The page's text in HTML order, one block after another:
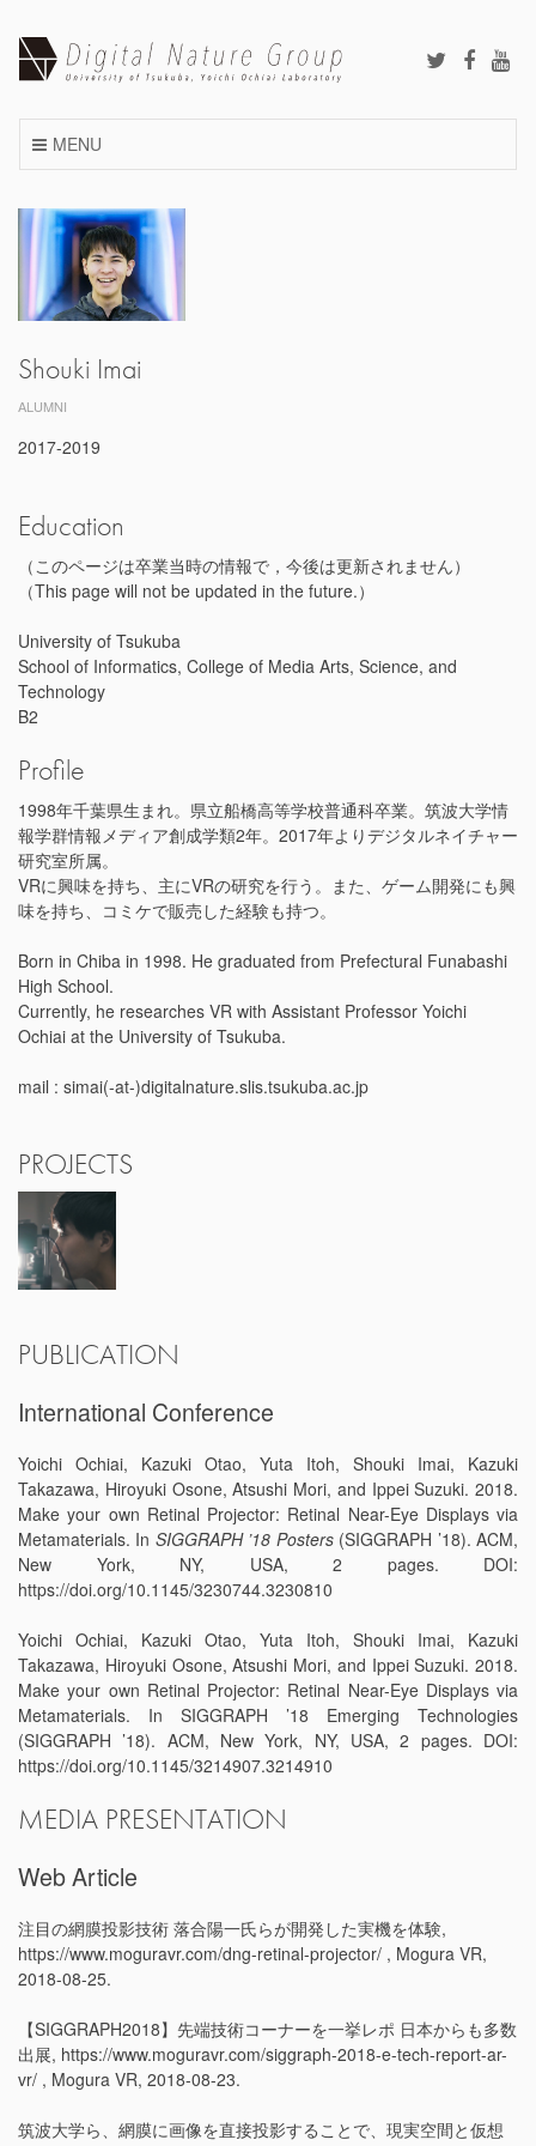
content
MENU
Shouki Imai
ALUMNI
2017-2019
Education
（このページは卒業当時の情報で，今後は更新されません）
（This page will not be updated in the future.）
University of Tsukuba
School of Informatics, College of Media Arts, Science, and
Technology
B2
Profile
1998年千葉県生まれ。県立船橋高等学校普通科卒業。筑波大学情
報学群情報メディア創成学類2年。2017年よりデジタルネイチャー
研究室所属。
VRに興味を持ち、主にVRの研究を行う。また、ゲーム開発にも興
味を持ち、コミケで販売した経験も持つ。
Born in Chiba in 1998. He graduated from Prefectural Funabashi
High School.
Currently, he researches VR with Assistant Professor Yoichi
Ochiai at the University of Tsukuba.
mail : simai(-at-)digitalnature.slis.tsukuba.ac.jp
PROJECTS
PUBLICATION
International Conference
Yoichi Ochiai, Kazuki Otao, Yuta Itoh, Shouki Imai, Kazuki
Takazawa, Hiroyuki Osone, Atsushi Mori, and Ippei Suzuki. 2018.
Make your own Retinal Projector: Retinal Near-Eye Displays via
Metamaterials. In SIGGRAPH ’18 Posters(SIGGRAPH ’18). ACM,
New York, NY, USA, 2 pages. DOI:
https://doi.org/10.1145/3230744.3230810
Yoichi Ochiai, Kazuki Otao, Yuta Itoh, Shouki Imai, Kazuki
Takazawa, Hiroyuki Osone, Atsushi Mori, and Ippei Suzuki. 2018.
Make your own Retinal Projector: Retinal Near-Eye Displays via
Metamaterials. In SIGGRAPH ’18 Emerging Technologies
(SIGGRAPH ’18). ACM, New York, NY, USA, 2 pages. DOI:
https://doi.org/10.1145/3214907.3214910
MEDIA PRESENTATION
Web Article
注目の網膜投影技術 落合陽一氏らが開発した実機を体験,
https://www.moguravr.com/dng-retinal-projector/ , Mogura VR,
2018-08-25.
【SIGGRAPH2018】先端技術コーナーを一挙レポ 日本からも多数
出展, https://www.moguravr.com/siggraph-2018-e-tech-report-ar-
vr/ , Mogura VR, 2018-08-23.
筑波大学ら、網膜に画像を直接投影することで、現実空間と仮想